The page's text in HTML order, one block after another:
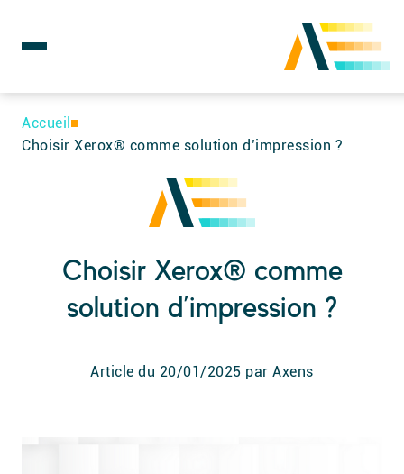
Skip
content
Rechercher :
Accueil
Choisir Xerox® comme solution d’impression ?
Choisir Xerox® comme
solution d’impression ?
Article du 20/01/2025 par Axens